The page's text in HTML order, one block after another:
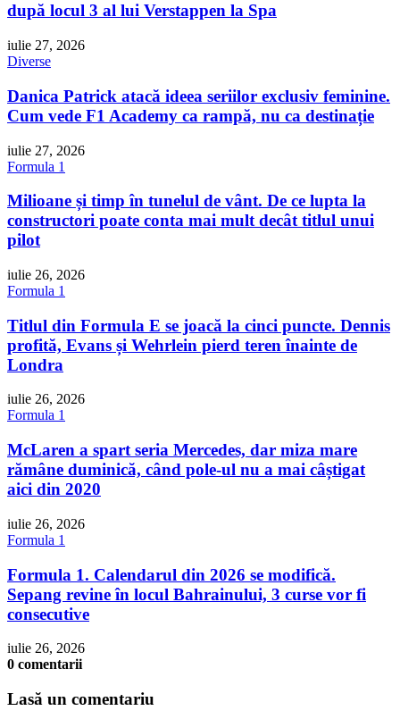
după locul 3 al lui Verstappen la Spa
iulie 27, 2026
Diverse
Danica Patrick atacă ideea seriilor exclusiv feminine.
Cum vede F1 Academy ca rampă, nu ca destinație
iulie 27, 2026
Formula 1
Milioane și timp în tunelul de vânt. De ce lupta la
constructori poate conta mai mult decât titlul unui
pilot
iulie 26, 2026
Formula 1
Titlul din Formula E se joacă la cinci puncte. Dennis
profită, Evans și Wehrlein pierd teren înainte de
Londra
iulie 26, 2026
Formula 1
McLaren a spart seria Mercedes, dar miza mare
rămâne duminică, când pole-ul nu a mai câștigat
aici din 2020
iulie 26, 2026
Formula 1
Formula 1. Calendarul din 2026 se modifică.
Sepang revine în locul Bahrainului, 3 curse vor fi
consecutive
iulie 26, 2026
0 comentarii
Lasă un comentariu